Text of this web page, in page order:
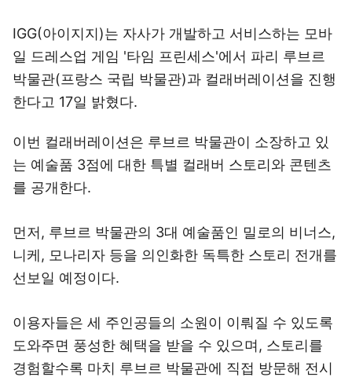
IGG(아이지지)는 자사가 개발하고 서비스하는 모바
일 드레스업 게임 '타임 프린세스'에서 파리 루브르
박물관(프랑스 국립 박물관)과 컬래버레이션을 진행
한다고 17일 밝혔다.
이번 컬래버레이션은 루브르 박물관이 소장하고 있
는 예술품 3점에 대한 특별 컬래버 스토리와 콘텐츠
를 공개한다.
먼저, 루브르 박물관의 3대 예술품인 밀로의 비너스,
니케, 모나리자 등을 의인화한 독특한 스토리 전개를
선보일 예정이다.
이용자들은 세 주인공들의 소원이 이뤄질 수 있도록
도와주면 풍성한 혜택을 받을 수 있으며, 스토리를
경험할수록 마치 루브르 박물관에 직접 방문해 전시